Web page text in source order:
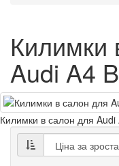
Килимки
Audi A4
Килимки в салон для